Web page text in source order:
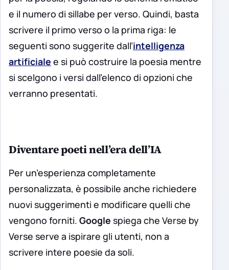
e il numero di sillabe per verso. Quindi, basta
scrivere il primo verso o la prima riga: le
seguenti sono suggerite dall’intelligenza
artificiale e si può costruire la poesia mentre
si scelgono i versi dall’elenco di opzioni che
verranno presentati.
Diventare poeti nell’era dell’IA
Per un’esperienza completamente
personalizzata, è possibile anche richiedere
nuovi suggerimenti e modificare quelli che
vengono forniti. Google spiega che Verse by
Verse serve a ispirare gli utenti, non a
scrivere intere poesie da soli.